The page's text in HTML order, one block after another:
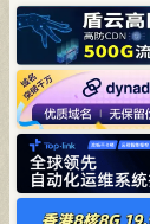
fwfw.net ikf.net